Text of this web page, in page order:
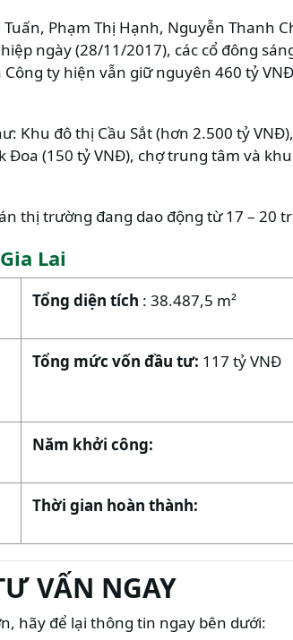
Phạm Thị Hạnh, Nguyễn Thanh
ngày (28/11/2017), các cổ đông
ty hiện vẫn giữ nguyên 460 tỷ
Khu đô thị Cầu Sắt (hơn 2.500 tỷ
(150 tỷ VNĐ), chợ trung tâm và
thị trường đang dao động từ 17 – 20
Lai
Tổng diện tích : 38.487,5 m²
Tổng mức vốn đầu tư: 117 tỷ VNĐ
Năm khởi công:
Thời gian hoàn thành:
VẤN NGAY
hãy để lại thông tin ngay bên dưới: